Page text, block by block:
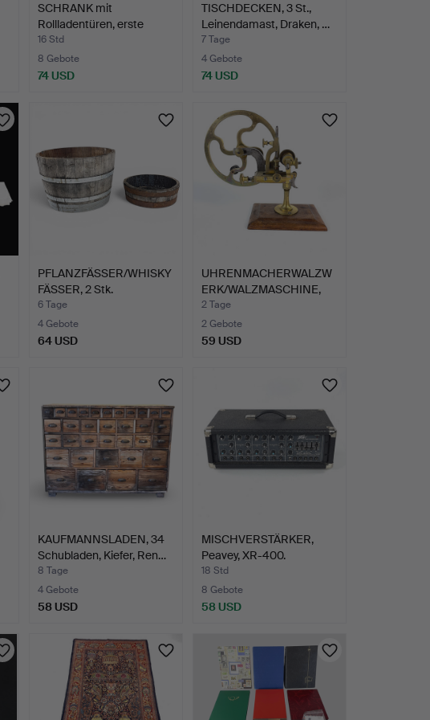
SCHRANK mit
Rollladentüren, erste
Hälfte d…
16 Std
8 Gebote
74 USD
TISCHDECKEN, 3 St.,
Leinendamast, Draken, …
7 Tage
4 Gebote
74 USD
PFLANZFÄSSER/WHISKY
FÄSSER, 2 Stk.
6 Tage
4 Gebote
64 USD
UHRENMACHERWALZW
ERK/WALZMASCHINE,
um 1900.
2 Tage
2 Gebote
59 USD
KAUFMANNSLADEN, 34
Schubladen, Kiefer, Ren…
8 Tage
4 Gebote
58 USD
MISCHVERSTÄRKER,
Peavey, XR-400.
18 Std
8 Gebote
58 USD